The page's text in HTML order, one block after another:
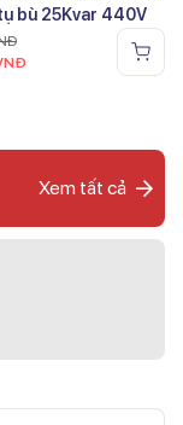
bù 25Kvar 440V
Xem tất cả